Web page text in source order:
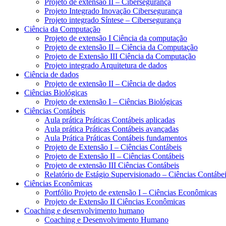
Projeto de extensão II – Cibersegurança
Projeto Integrado Inovação Cibersegurança
Projeto integrado Síntese – Cibersegurança
Ciência da Computação
Projeto de extensão I Ciência da computação
Projeto de extensão II – Ciência da Computação
Projeto de Extensão III Ciência da Computação
Projeto integrado Arquitetura de dados
Ciência de dados
Projeto de extensão II – Ciência de dados
Ciências Biológicas
Projeto de extensão I – Ciências Biológicas
Ciências Contábeis
Aula prática Práticas Contábeis aplicadas
Aula prática Práticas Contábeis avançadas
Aula Prática Práticas Contábeis fundamentos
Projeto de Extensão I – Ciências Contábeis
Projeto de Extensão II – Ciências Contábeis
Projeto de extensão III Ciências Contábeis
Relatório de Estágio Supervisionado – Ciências
Ciências Econômicas
Portfólio Projeto de extensão I – Ciências Econômicas
Projeto de Extensão II Ciências Econômicas
Coaching e desenvolvimento humano
Coaching e Desenvolvimento Humano